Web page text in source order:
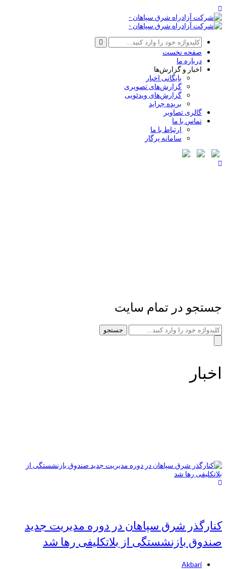
صفحه نخست
درباره ما
اخبار و گزارش‌ها
بایگانی اخبار
گزارش‌های تصویری
گزارش‌های ویدئویی
بریده جراید
گالری تصاویر
تماس با ما
ارتباط با ما
سامانه پرگار
جستجو در تمام سایت
جستجو
اخبار
کنارگذر شرق سپاهان در دوره مدیریت جدید
صندوق بازنشستگی از بلاتکلیفی رها شد
Akbari